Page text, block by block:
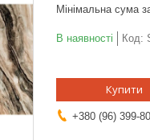
Мінімальна сума
В наявності Код:
Купити
+380 (96) 399-